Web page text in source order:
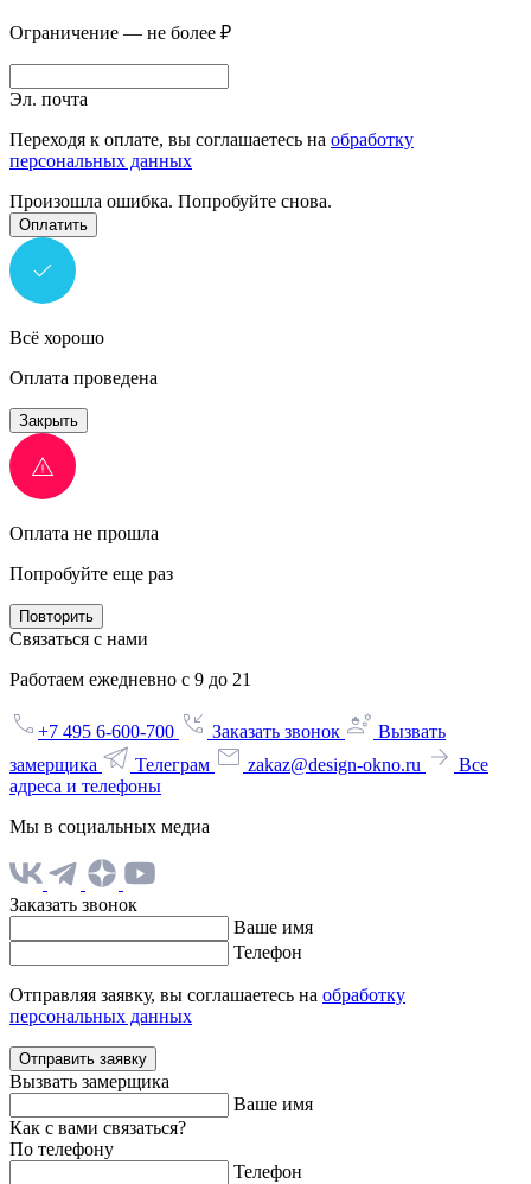
Ограничение — не более ₽
Эл. почта
Переходя к оплате, вы соглашаетесь на обработку
персональных данных
Произошла ошибка. Попробуйте снова.
Оплатить
Всё хорошо
Оплата проведена
Закрыть
Оплата не прошла
Попробуйте еще раз
Повторить
Связаться с нами
Работаем ежедневно с 9 до 21
+7 495 6-600-700 Заказать звонок
Вызвать
замерщика
Телеграм zakaz@design-okno.ru
Все
адреса и телефоны
Мы в социальных медиа
Заказать звонок
Ваше имя
Телефон
Отправляя заявку, вы соглашаетесь на обработку
персональных данных
Отправить заявку
Вызвать замерщика
Ваше имя
Как с вами связаться?
По телефону
Телефон